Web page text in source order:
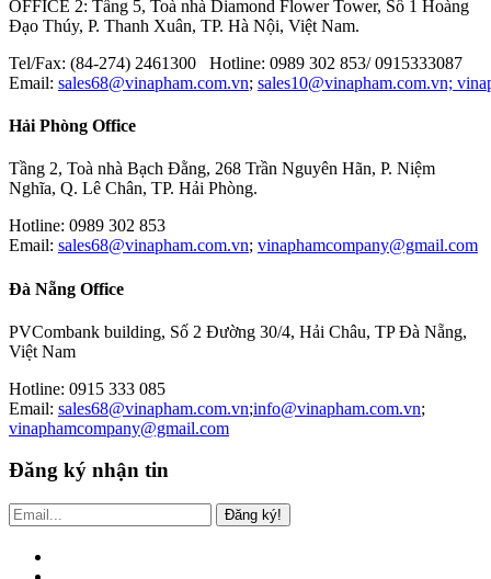
OFFICE 2: Tầng 5, Toà nhà Diamond Flower Tower, Số 1 Hoàng
Đạo Thúy, P. Thanh Xuân, TP. Hà Nội, Việt Nam.
Tel/Fax: (84-274) 2461300 Hotline: 0989 302 853/ 0915333087
Email: sales68@vinapham.com.vn; sales10@vinapham.com.vn;
Hải Phòng Office
Tầng 2, Toà nhà Bạch Đằng, 268 Trần Nguyên Hãn, P. Niệm
Nghĩa, Q. Lê Chân, TP. Hải Phòng.
Hotline: 0989 302 853
Email: sales68@vinapham.com.vn; vinaphamcompany@gmail.com
Đà Nẵng Office
PVCombank building, Số 2 Đường 30/4, Hải Châu, TP Đà Nẵng,
Việt Nam
Hotline: 0915 333 085
Email: sales68@vinapham.com.vn;info@vinapham.com.vn;
vinaphamcompany@gmail.com
Đăng ký nhận tin
Đăng ký!